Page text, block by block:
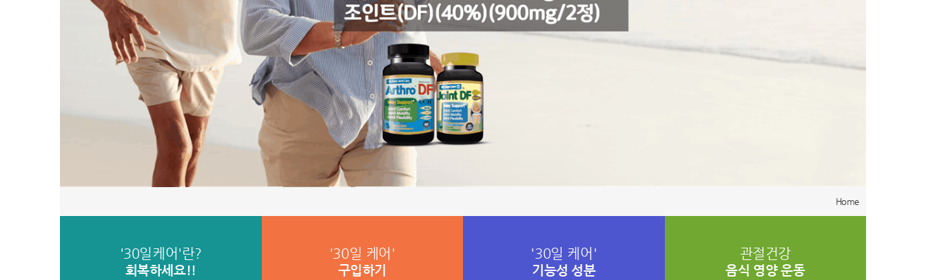
Home
'30일케어'란?
회복하세요!!
'30일 케어'
구입하기
'30일 케어'
기능성 성분
관절건강
음식 영양 운동